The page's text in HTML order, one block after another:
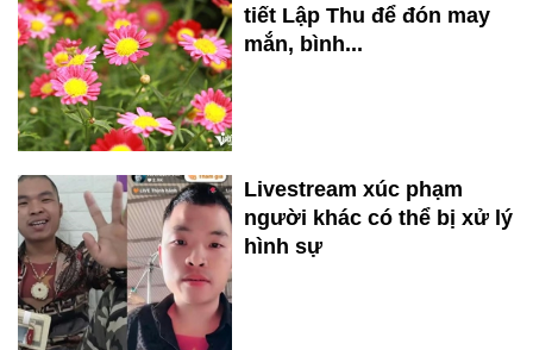
tiết Lập Thu để đón may
mắn, bình...
Livestream xúc phạm
người khác có thể bị xử lý
hình sự